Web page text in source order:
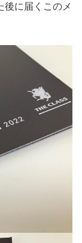
後に届くこのメ